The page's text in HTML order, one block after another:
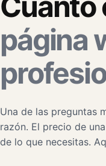
página
Una de las preguntas
razón. El precio de
de lo que necesitas.